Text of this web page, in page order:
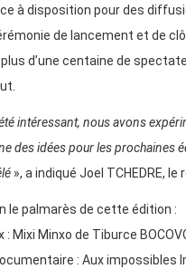
à disposition pour des
de lancement et de
d’une centaine de
intéressant, nous avons
des idées pour les prochaines
», a indiqué Joel TCHEDRE,
le palmarès de cette édition :
: Mixi Minxo de Tiburce
: Aux impossibles